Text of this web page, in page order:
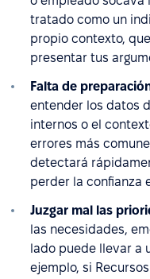
tratado como un
propio contexto,
presentar tus
Falta de
entender los datos
internos o el
errores más
detectará
perder la confianza
Juzgar mal las
las necesidades,
lado puede llevar a
ejemplo, si